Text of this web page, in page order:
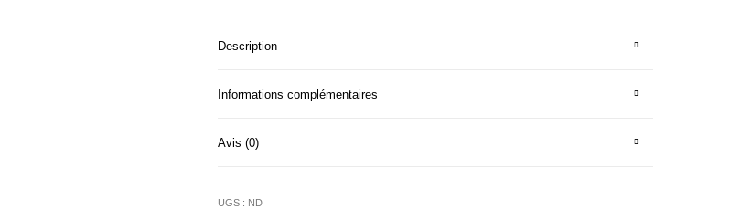
Description
Informations complémentaires
Avis (0)
UGS : ND